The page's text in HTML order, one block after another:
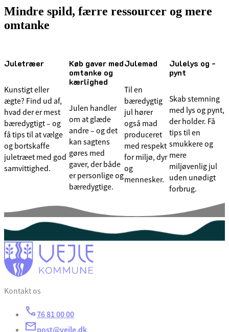
Mindre spild, færre ressourcer og mere
omtanke
Juletræer
Kunstigt eller
ægte? Find ud af,
hvad der er mest
bæredygtigt – og
få tips til at vælge
og bortskaffe
juletræet med god
samvittighed.
Køb gaver med
omtanke og
kærlighed
Julen handler
om at glæde
andre – og det
kan sagtens
gøres med
gaver, der både
er personlige og
bæredygtige.
Julemad
Til en
bæredygtig
jul hører
også mad
produceret
med respekt
for miljø, dyr
og
mennesker.
Julelys og -
pynt
Skab stemning
med lys og pynt,
der holder. Få
tips til en
smukkere og
mere
miljøvenlig jul
uden unødigt
forbrug.
Kontakt os
76 81 00 00
post@vejle.dk